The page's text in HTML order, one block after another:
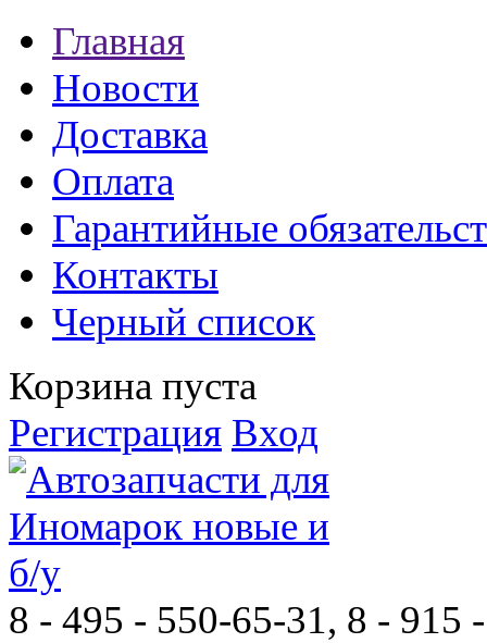
Главная
Новости
Доставка
Оплата
Гарантийные
Контакты
Черный список
Корзина пуста
Регистрация Вход
8 - 495 - 550-65-31, 8 - 915